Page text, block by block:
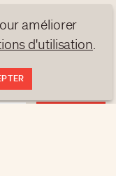
améliorer
d'utilisation